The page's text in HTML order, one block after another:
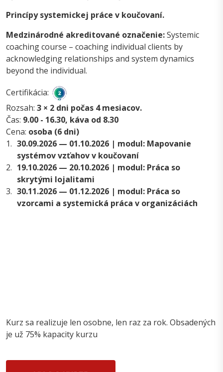
Princípy systemickej práce v koučovaní.
Medzinárodné akreditované označenie:Systemic
coaching course – coaching individual clients by
acknowledging relationships and system dynamics
beyond the individual.
Certifikácia:
Rozsah: 3 × 2 dni počas 4 mesiacov.
Čas: 9.00 - 16.30, káva od 8.30
Cena: osoba (6 dni)
1. 30.09.2026 — 01.10.2026 | modul: Mapovanie
systémov vzťahov v koučovaní
2. 19.10.2026 — 20.10.2026 | modul: Práca so
skrytými lojalitami
3. 30.11.2026 — 01.12.2026 | modul: Práca so
vzorcami a systemická práca v organizáciách
Kurz sa realizuje len osobne, len raz za rok. Obsadených
je už 75% kapacity kurzu